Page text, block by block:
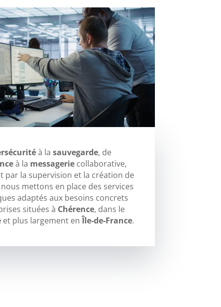
à la sauvegarde, de
à la messageriecollaborative,
par la supervision et la création de
mettons en place des services
adaptés aux besoins concrets
situées à Chérence, dans le
et plus largement enÎle-de-France.